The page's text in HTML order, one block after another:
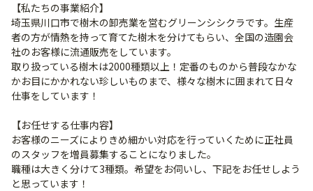
【私たちの事業紹介】
埼玉県川口市で樹木の卸売業を営むグリーンシシクラです。生産
者の方が情熱を持って育てた樹木を分けてもらい、全国の造園会
社のお客様に流通販売をしています。
取り扱っている樹木は2000種類以上！定番のものから普段なかな
かお目にかかれない珍しいものまで、様々な樹木に囲まれて日々
仕事をしています！
【お任せする仕事内容】
お客様のニーズによりきめ細かい対応を行っていくために正社員
のスタッフを増員募集することになりました。
職種は大きく分けて3種類。希望をお伺いし、下記をお任せしよう
と思っています！